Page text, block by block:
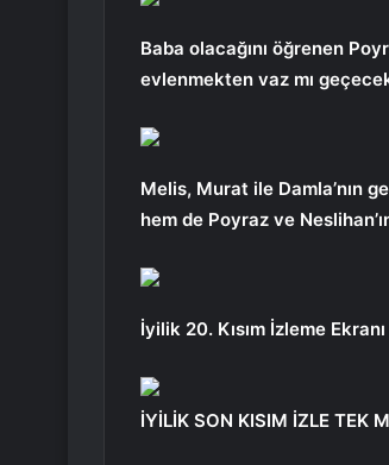
Baba olacağını öğrenen
evlenmekten vaz mı
Melis, Murat ile Damla’nın
hem de Poyraz ve
İyilik 20. Kısım İzleme Ekranı
İYİLİK SON KISIM İZLE TEK